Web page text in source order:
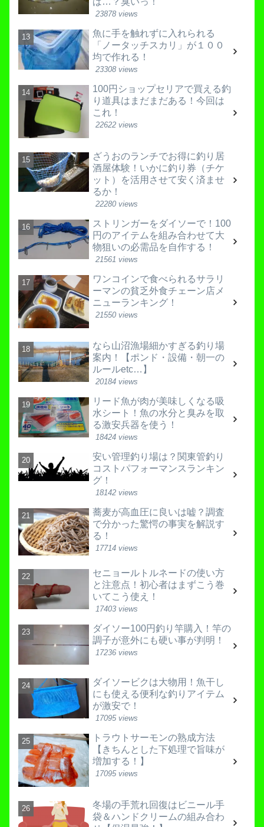
23878 views
魚に手を触れずに入れられる
「ノータッチスカリ」が１００
均で作れる！
23308 views
100円ショップセリアで買える釣
り道具はまだまだある！今回は
これ！
22622 views
ざうおのランチでお得に釣り居
酒屋体験！いかに釣り券（チケ
ット）を活用させて安く済ませ
るか！
22280 views
ストリンガーをダイソーで！100
円のアイテムを組み合わせて大
物狙いの必需品を自作する！
21561 views
ワンコインで食べられるサラリ
ーマンの貧乏外食チェーン店メ
ニューランキング！
21550 views
なら山沼漁場細かすぎる釣り場
案内！【ポンド・設備・朝一の
ルールetc…】
20184 views
リード魚が肉が美味しくなる吸
水シート！魚の水分と臭みを取
る激安兵器を使う！
18424 views
安い管理釣り場は？関東管釣り
コストパフォーマンスランキン
グ！
18142 views
蕎麦が高血圧に良いは嘘？調査
で分かった驚愕の事実を解説す
る！
17714 views
セニョールトルネードの使い方
と注意点！初心者はまずこう巻
いてこう使え！
17403 views
ダイソー100円釣り竿購入！竿の
調子が意外にも硬い事が判明！
17236 views
ダイソービクは大物用！魚干し
にも使える便利な釣りアイテム
が激安で！
17095 views
トラウトサーモンの熟成方法
【きちんとした下処理で旨味が
増加する！】
17095 views
冬場の手荒れ回復はビニール手
袋＆ハンドクリームの組み合わ